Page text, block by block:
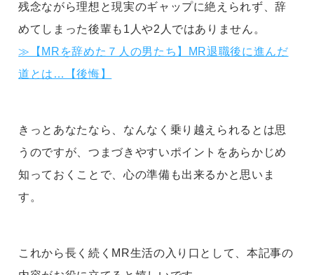
残念ながら理想と現実のギャップに絶えられず、辞
めてしまった後輩も1人や2人ではありません。
≫【MRを辞めた７人の男たち】MR退職後に進んだ
道とは…【後悔】
きっとあなたなら、なんなく乗り越えられるとは思
うのですが、つまづきやすいポイントをあらかじめ
知っておくことで、心の準備も出来るかと思いま
す。
これから長く続くMR生活の入り口として、本記事の